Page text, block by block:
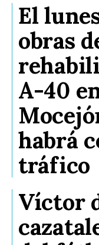
El
obras
A-40
habrá
tráfico
Víctor